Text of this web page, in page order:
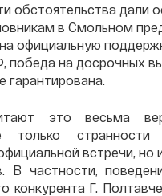
обстоятельства дали
в Смольном
официальную
победа на досрочных
гарантирована.
это весьма
только
встречи, но
В частности,
конкурента Г.